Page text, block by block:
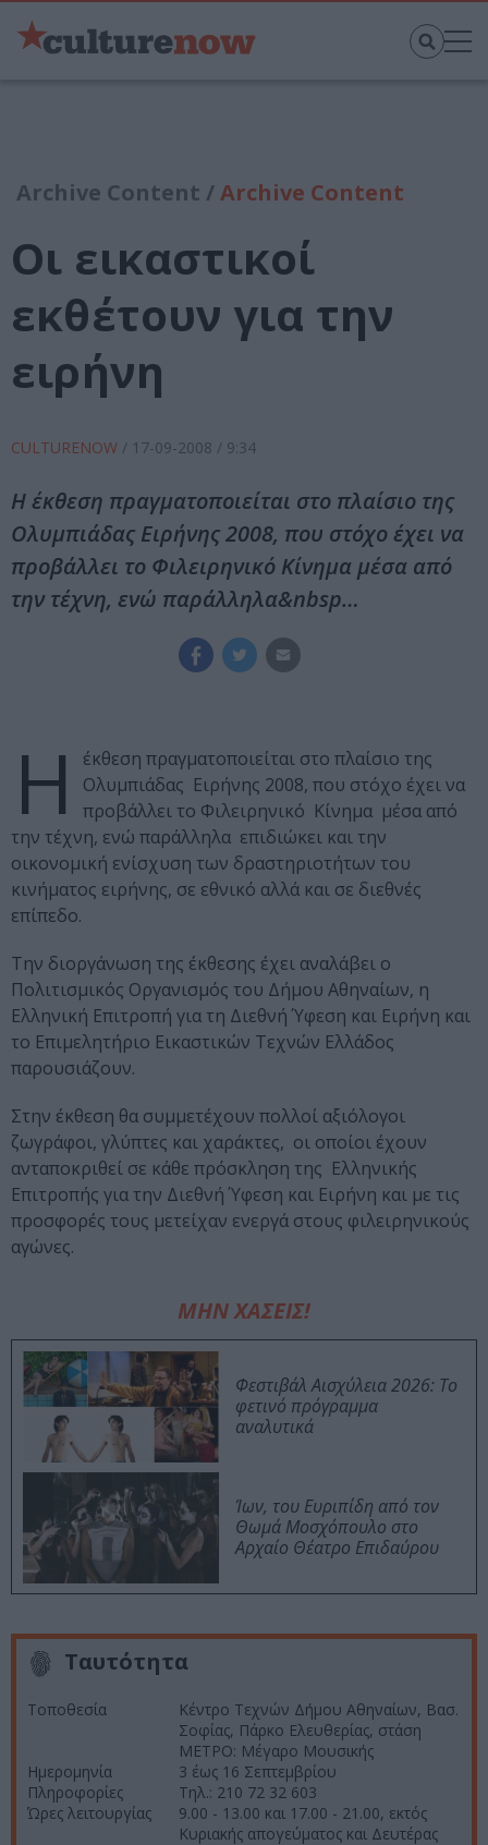
Archive Content /Archive Content
Οι εικαστικοί
εκθέτουν για την
ειρήνη
CULTURENOW / 17-09-2008 / 9:34
Η έκθεση πραγματοποιείται στο πλαίσιο της
Ολυμπιάδας Ειρήνης 2008, που στόχο έχει να
προβάλλει το Φιλειρηνικό Κίνημα μέσα από
την τέχνη, ενώ παράλληλα&nbsp…
Η
έκθεση πραγματοποιείται στο πλαίσιο της
Ολυμπιάδας Ειρήνης 2008, που στόχο έχει να
προβάλλει το Φιλειρηνικό Κίνημα μέσα από
την τέχνη, ενώ παράλληλα επιδιώκει και την
οικονομική ενίσχυση των δραστηριοτήτων του
κινήματος ειρήνης, σε εθνικό αλλά και σε διεθνές
επίπεδο.
Την διοργάνωση της έκθεσης έχει αναλάβει ο
Πολιτισμικός Οργανισμός του Δήμου Αθηναίων, η
Ελληνική Επιτροπή για τη Διεθνή Ύφεση και Ειρήνη και
το Επιμελητήριο Εικαστικών Τεχνών Ελλάδος
παρουσιάζουν.
Στην έκθεση θα συμμετέχουν πολλοί αξιόλογοι
ζωγράφοι, γλύπτες και χαράκτες, οι οποίοι έχουν
ανταποκριθεί σε κάθε πρόσκληση της Ελληνικής
Επιτροπής για την Διεθνή Ύφεση και Ειρήνη και με τις
προσφορές τους μετείχαν ενεργά στους φιλειρηνικούς
αγώνες.
ΜΗΝ ΧΑΣΕΙΣ!
Φεστιβάλ Αισχύλεια 2026: Το
φετινό πρόγραμμα
αναλυτικά
Ίων, του Ευριπίδη από τον
Θωμά Μοσχόπουλο στο
Αρχαίο Θέατρο Επιδαύρου
Ταυτότητα
Τοποθεσία
Κέντρο Τεχνών Δήμου Αθηναίων, Βασ.
Σοφίας, Πάρκο Ελευθερίας, στάση
ΜΕΤΡΟ: Μέγαρο Μουσικής
Ημερομηνία
3 έως 16 Σεπτεμβρίου
Πληροφορίες
Τηλ.: 210 72 32 603
Ώρες λειτουργίας
9.00 - 13.00 και 17.00 - 21.00, εκτός
Κυριακής απογεύματος και Δευτέρας